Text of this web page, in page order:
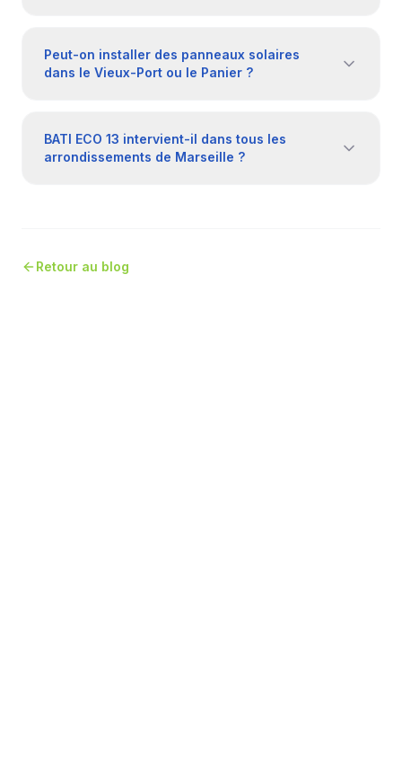
Peut-on installer des panneaux solaires
dans le Vieux-Port ou le Panier ?
BATI ECO 13 intervient-il dans tous les
arrondissements de Marseille ?
Retour au blog